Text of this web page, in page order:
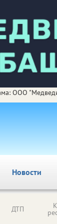
ООО
Новости
ДТП